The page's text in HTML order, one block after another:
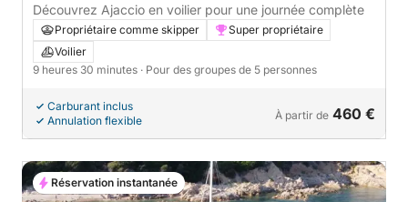
Découvrez Ajaccio en voilier pour une journée complète
Propriétaire comme skipper
Super propriétaire
Voilier
9 heures 30 minutes · Pour des groupes de 5 personnes
Carburant inclus
Annulation flexible
À partir de 460 €
Réservation instantanée